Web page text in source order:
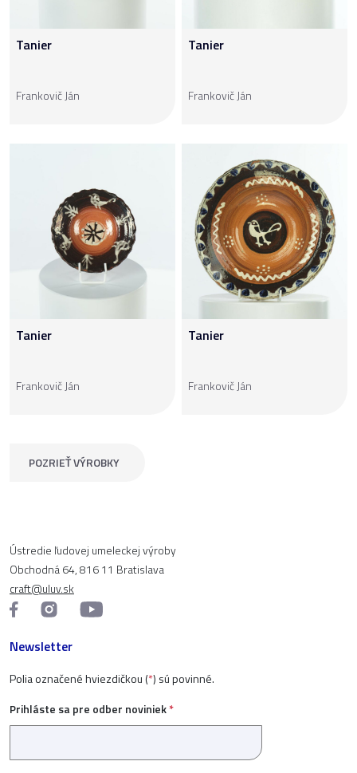
Tanier
Frankovič Ján
Tanier
Frankovič Ján
Tanier
Frankovič Ján
Tanier
Frankovič Ján
POZRIEŤ VÝROBKY
Ústredie ľudovej umeleckej výroby
Obchodná 64, 816 11 Bratislava
craft@uluv.sk
Newsletter
Polia označené hviezdičkou (*) sú povinné.
Prihláste sa pre odber noviniek*